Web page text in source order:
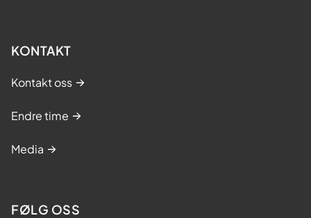
KONTAKT
Kontakt oss
Endre time
Media
FØLG OSS